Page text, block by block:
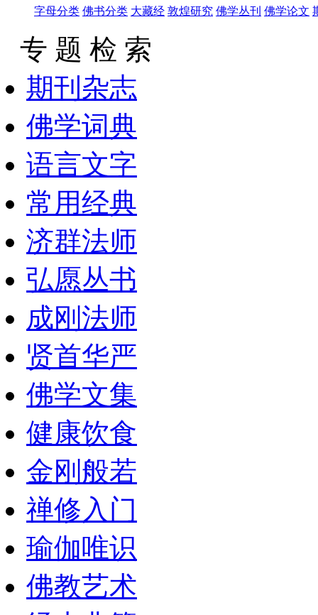
字母分类 佛书分类 大藏经 敦煌研究 佛学丛刊 佛学论文
专 题 检 索
期刊杂志
佛学词典
语言文字
常用经典
济群法师
弘愿丛书
成刚法师
贤首华严
佛学文集
健康饮食
金刚般若
禅修入门
瑜伽唯识
佛教艺术